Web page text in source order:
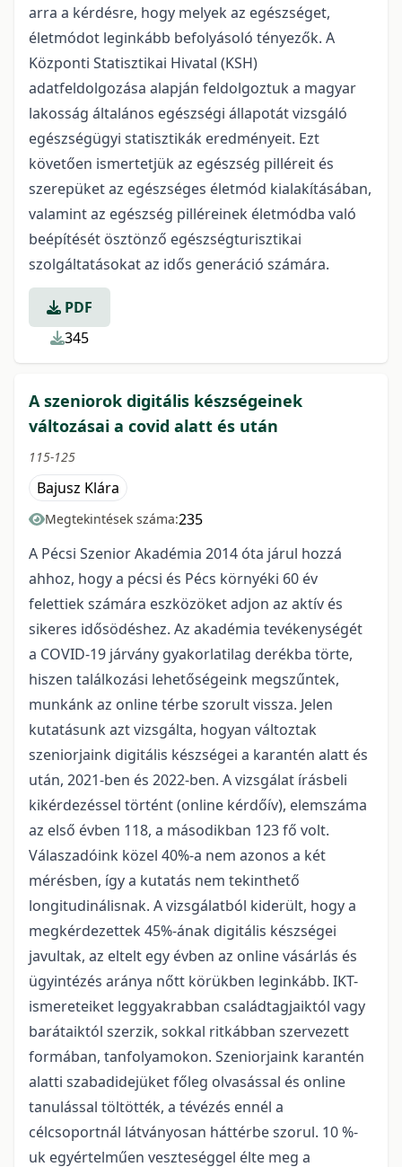
arra a kérdésre, hogy melyek az egészséget,
életmódot leginkább befolyásoló tényezők. A
Központi Statisztikai Hivatal (KSH)
adatfeldolgozása alapján feldolgoztuk a magyar
lakosság általános egészségi állapotát vizsgáló
egészségügyi statisztikák eredményeit. Ezt
követően ismertetjük az egészség pilléreit és
szerepüket az egészséges életmód kialakításában,
valamint az egészség pilléreinek életmódba való
beépítését ösztönző egészségturisztikai
szolgáltatásokat az idős generáció számára.
PDF
345
A szeniorok digitális készségeinek
változásai a covid alatt és után
115-125
Bajusz Klára
Megtekintések száma:235
A Pécsi Szenior Akadémia 2014 óta járul hozzá
ahhoz, hogy a pécsi és Pécs környéki 60 év
felettiek számára eszközöket adjon az aktív és
sikeres idősödéshez. Az akadémia tevékenységét
a COVID-19 járvány gyakorlatilag derékba törte,
hiszen találkozási lehetőségeink megszűntek,
munkánk az online térbe szorult vissza. Jelen
kutatásunk azt vizsgálta, hogyan változtak
szeniorjaink digitális készségei a karantén alatt és
után, 2021-ben és 2022-ben. A vizsgálat írásbeli
kikérdezéssel történt (online kérdőív), elemszáma
az első évben 118, a másodikban 123 fő volt.
Válaszadóink közel 40%-a nem azonos a két
mérésben, így a kutatás nem tekinthető
longitudinálisnak. A vizsgálatból kiderült, hogy a
megkérdezettek 45%-ának digitális készségei
javultak, az eltelt egy évben az online vásárlás és
ügyintézés aránya nőtt körükben leginkább. IKT-
ismereteiket leggyakrabban családtagjaiktól vagy
barátaiktól szerzik, sokkal ritkábban szervezett
formában, tanfolyamokon. Szeniorjaink karantén
alatti szabadidejüket főleg olvasással és online
tanulással töltötték, a tévézés ennél a
célcsoportnál látványosan háttérbe szorul. 10 %-
uk egyértelműen veszteséggel élte meg a